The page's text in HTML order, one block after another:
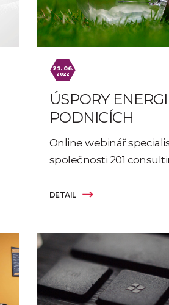
DETAIL
29. 06.
2022
ÚSPORY
PODNICÍCH
Online webinář
společnosti 201